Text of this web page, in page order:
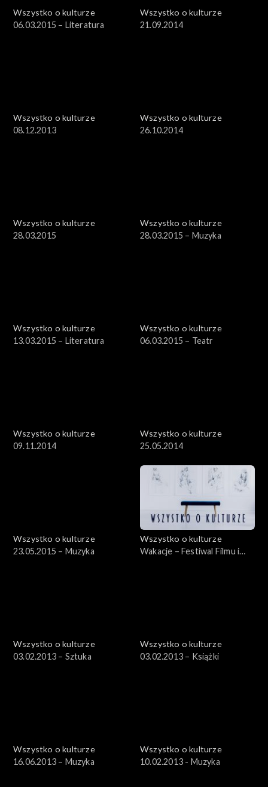
Wszystko o kulturze
06.03.2015 – Literatura
Wszystko o kulturze
21.09.2014
Wszystko o kulturze
08.12.2013
Wszystko o kulturze
26.10.2014
Wszystko o kulturze
28.03.2015
Wszystko o kulturze
28.03.2015 – Muzyka
Wszystko o kulturze
13.03.2015 – Literatura
Wszystko o kulturze
06.03.2015 – Teatr
Wszystko o kulturze
09.11.2014
Wszystko o kulturze
25.05.2014
Wszystko o kulturze
23.05.2015 – Muzyka
Wszystko o kulturze
Wakacje – Festiwal Filmu i
Wszystko o kulturze
03.02.2013 – Sztuka
Wszystko o kulturze
03.02.2013 – Książki
Wszystko o kulturze
16.06.2013 – Muzyka
Wszystko o kulturze
10.02.2013 - Muzyka